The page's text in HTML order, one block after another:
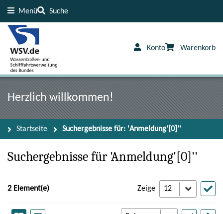
Menü Suche
Konto Warenkorb
Herzlich willkommen!
Startseite Suchergebnisse für: 'Anmeldung'[0]''
Suchergebnisse für 'Anmeldung'[0]''
2 Element(e) Zeige